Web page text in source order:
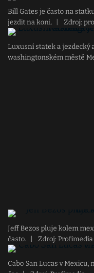
Bill Gates je často na
jezdit na koni.
Zdroj:
Luxusní statek a jezdecký
washingtonském městě
Jeff Bezos pluje kolem
často.
Zdroj: Profimedia
Cabo San Lucas v Mexicu,